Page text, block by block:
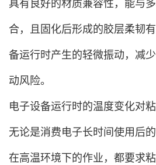
具有良好的材质兼容性，能与
合，且固化后形成的胶层柔韧
备运行时产生的轻微振动，减
动风险。
电子设备运行时的温度变化对
无论是消费电子长时间使用后
在高温环境下的作业，都要求